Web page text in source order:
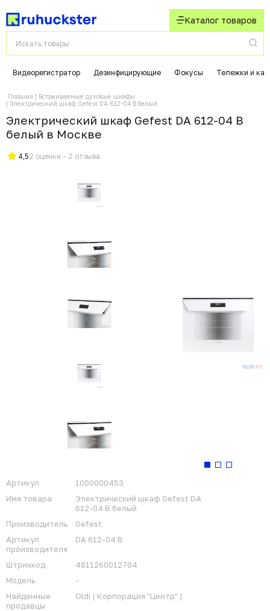
Каталог товаров
Видеорегистратор Дезинфицирующие Фокусы Тележки и
Главная
Встраиваемые духовые шкафы
Электрический шкаф Gefest DA 612-04 B белый
Электрический шкаф Gefest DA 612-04 B
белый в Москвe
4,52 оценки - 2 отзыва
Артикул
1000000453
Имя товара
Электрический шкаф Gefest DA
612-04 B белый
Производитель
Gefest
Артикул
производителя
DA 612-04 B
Штрихкод
4811260012704
Модель
-
Найденные
продавцы
Oldi | Корпорация "Центр" |